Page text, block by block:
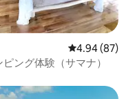
レビュー87
4.94 (87)
ング体験（サマナ）